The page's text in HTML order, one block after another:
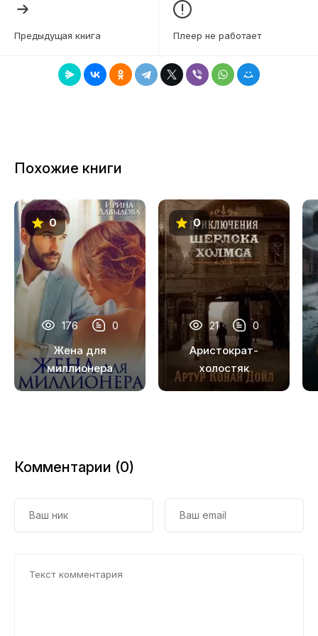
11
13
14
15
18
19
24
Предыдущая книга Плеер не работает
Похожие книги
0
176 0
Жена для
миллионера
0
21 0
Аристократ-
холостяк
Комментарии (0)